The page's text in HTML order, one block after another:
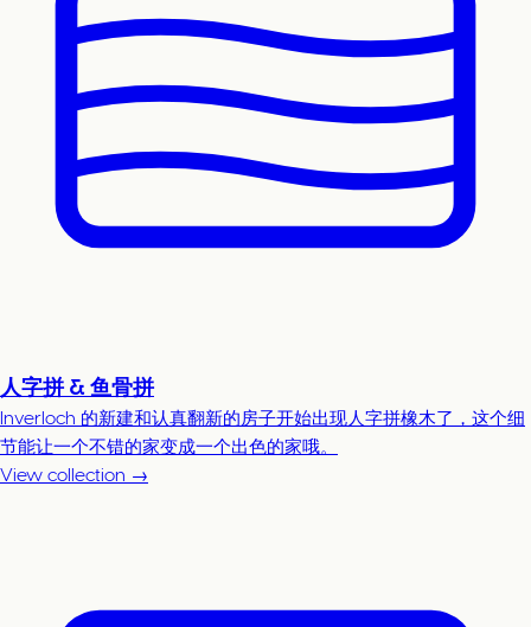
人字拼 & 鱼骨拼
Inverloch 的新建和认真翻新的房子开始出现人字拼橡木了，这个细
节能让一个不错的家变成一个出色的家哦。
View collection →